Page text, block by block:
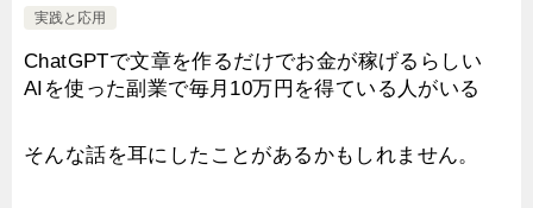
実践と応用
ChatGPTで文章を作るだけでお金が稼げるらしい
AIを使った副業で毎月10万円を得ている人がいる
そんな話を耳にしたことがあるかもしれません。